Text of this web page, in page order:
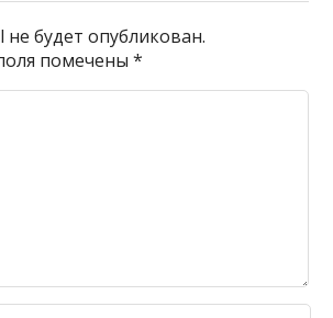
будет опубликован.
помечены*